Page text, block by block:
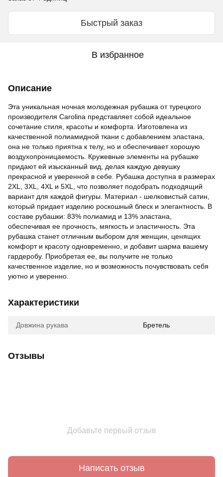
Быстрый заказ
В избранное
Описание
Эта уникальная ночная молодежная рубашка от турецкого
производителя Carolina представляет собой идеальное
сочетание стиля, красоты и комфорта. Изготовлена из
качественной полиамидной ткани с добавлением эластана,
она не только приятна к телу, но и обеспечивает хорошую
воздухопроницаемость. Кружевные элементы на рубашке
придают ей изысканный вид, делая каждую девушку
прекрасной и уверенной в себе. Рубашка доступна в размерах
2XL, 3XL, 4XL и 5XL, что позволяет подобрать подходящий
вариант для каждой фигуры. Материал - шелковистый сатин,
который придает изделию роскошный блеск и элегантность. В
составе рубашки: 83% полиамид и 13% эластана,
обеспечивая ее прочность, мягкость и эластичность. Эта
рубашка станет отличным выбором для женщин, ценящих
комфорт и красоту одновременно, и добавит шарма вашему
гардеробу. Приобретая ее, вы получите не только
качественное изделие, но и возможность почувствовать себя
уютно и уверенно.
Характеристики
Довжина рукава Бретель
Отзывы
Добавьте первый отзыв
Написать отзыв